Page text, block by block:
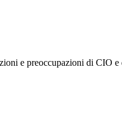
e preoccupazioni di CIO e